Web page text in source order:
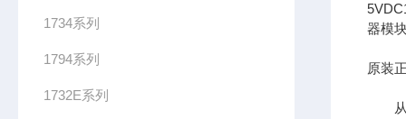
1734系列
1794系列
1732E系列
器模
原装
从长